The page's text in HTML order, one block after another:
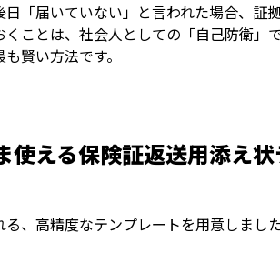
「届いていない」と言われた場合、
ことは、社会人としての「自己防衛」
賢い方法です。
使える保険証返送用添え
、高精度なテンプレートを用意しま